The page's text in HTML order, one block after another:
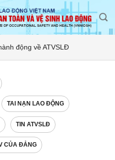
động về ATVSLĐ
TAI NẠN LAO ĐỘNG
TIN ATVSLĐ
CỦA ĐẢNG